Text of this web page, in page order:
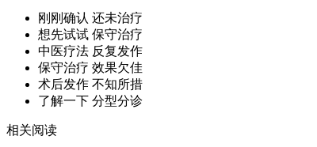
刚刚确认 还未治疗
想先试试 保守治疗
中医疗法 反复发作
保守治疗 效果欠佳
术后发作 不知所措
了解一下 分型分诊
相关阅读